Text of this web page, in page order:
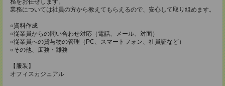
務をお任せします。
業務については社員の方から教えてもらえるので、安心して取り組めます。
○資料作成
○従業員からの問い合わせ対応（電話、メール、対面）
○従業員への貸与物の管理（PC、スマートフォン、社員証など）
○その他、庶務・雑務
【服装】
オフィスカジュアル